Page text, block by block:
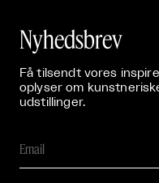
Nyhedsbrev
Få tilsendt vores
oplyser om
udstillinger.